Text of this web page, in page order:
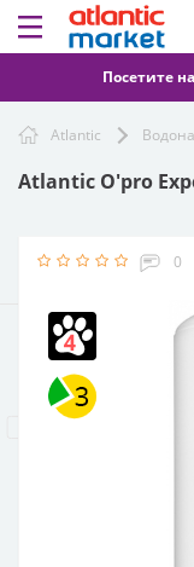
Посетите
Atlantic
Atlantic O'pro
0